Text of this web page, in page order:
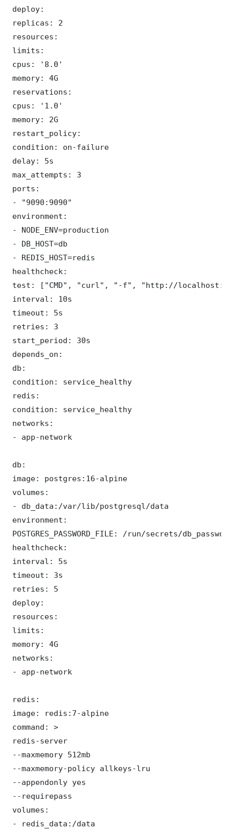
deploy:
replicas: 2
resources:
limits:
cpus: '8.0'
memory: 4G
reservations:
cpus: '1.0'
memory: 2G
restart_policy:
condition: on-failure
delay: 5s
max_attempts: 3
ports:
- "9090:9090"
environment:
- NODE_ENV=production
- DB_HOST=db
- REDIS_HOST=redis
healthcheck:
test: ["CMD", "curl", "-f", "http://
interval: 10s
timeout: 5s
retries: 3
start_period: 30s
depends_on:
db:
condition: service_healthy
redis:
condition: service_healthy
networks:
- app-network
db:
image: postgres:16-alpine
volumes:
- db_data:/var/lib/postgresql/data
environment:
POSTGRES_PASSWORD_FILE: /run/secrets/
healthcheck:
interval: 5s
timeout: 3s
retries: 5
deploy:
resources:
limits:
memory: 4G
networks:
- app-network
redis:
image: redis:7-alpine
command: >
redis-server
--maxmemory 512mb
--maxmemory-policy allkeys-lru
--appendonly yes
--requirepass
volumes:
- redis_data:/data